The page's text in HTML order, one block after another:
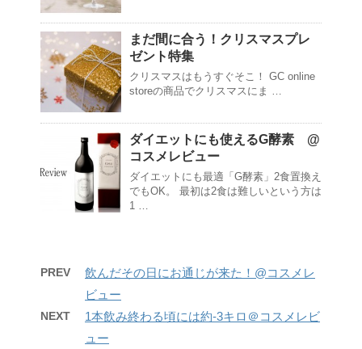
まだ間に合う！クリスマスプレ
ゼント特集
クリスマスはもうすぐそこ！ GC online
storeの商品でクリスマスにま …
ダイエットにも使えるG酵素 @
コスメレビュー
ダイエットにも最適「G酵素」2食置換え
でもOK。 最初は2食は難しいという方は
1 …
PREV
飲んだその日にお通じが来た！@コスメレ
ビュー
NEXT
1本飲み終わる頃には約-3キロ＠コスメレビ
ュー